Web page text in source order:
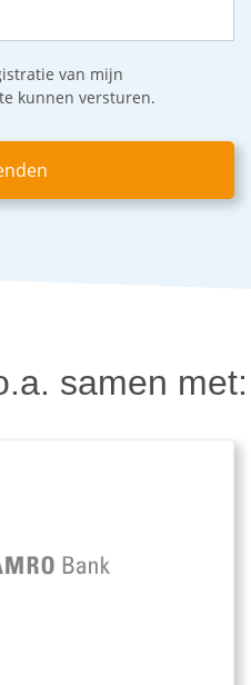
van mijn
kunnen versturen.
samen met: